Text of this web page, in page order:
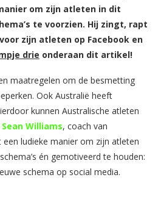
om zijn atleten in dit
te voorzien. Hij zingt, rapt
zijn atleten op Facebook en
drie onderaan dit artikel!
maatregelen om de besmetting
Ook Australië heeft
kunnen Australische atleten
Sean Williams, coach van
een ludieke manier om zijn atleten
én gemotiveerd te houden:
schema op social media.